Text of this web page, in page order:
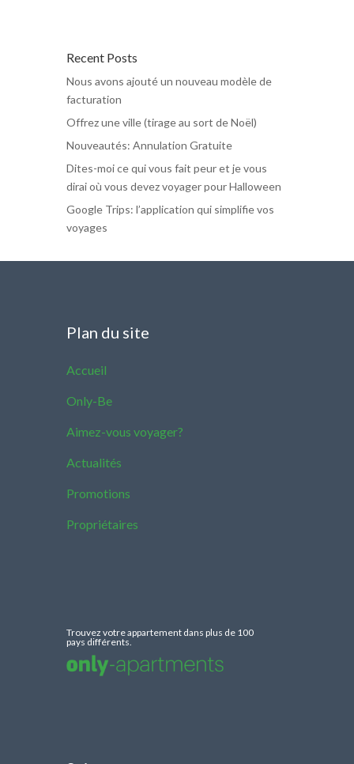
Recent Posts
Nous avons ajouté un nouveau modèle de
facturation
Offrez une ville (tirage au sort de Noël)
Nouveautés: Annulation Gratuite
Dites-moi ce qui vous fait peur et je vous
dirai où vous devez voyager pour Halloween
Google Trips: l’application qui simplifie vos
voyages
Plan du site
Accueil
Only-Be
Aimez-vous voyager?
Actualités
Promotions
Propriétaires
Trouvez votre appartement dans plus de 100
pays différents.